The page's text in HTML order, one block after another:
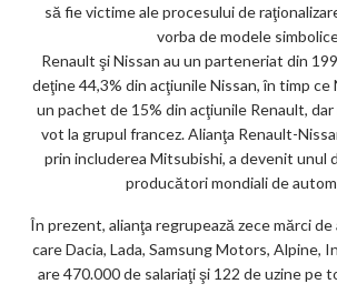
să fie victime ale procesului de
vorba de modele
Renault şi Nissan au un parteneriat din
deţine 44,3% din acţiunile Nissan, în timp ce
un pachet de 15% din acţiunile Renault,
vot la grupul francez. Alianţa Renault-
prin includerea Mitsubishi, a devenit unul
producători mondiali de
În prezent, alianţa regrupează zece mărci
care Dacia, Lada, Samsung Motors, Alpine,
are 470.000 de salariaţi şi 122 de uzine pe